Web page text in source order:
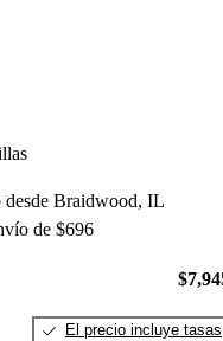
desde Braidwood, IL
de $696
El precio incluye tasas